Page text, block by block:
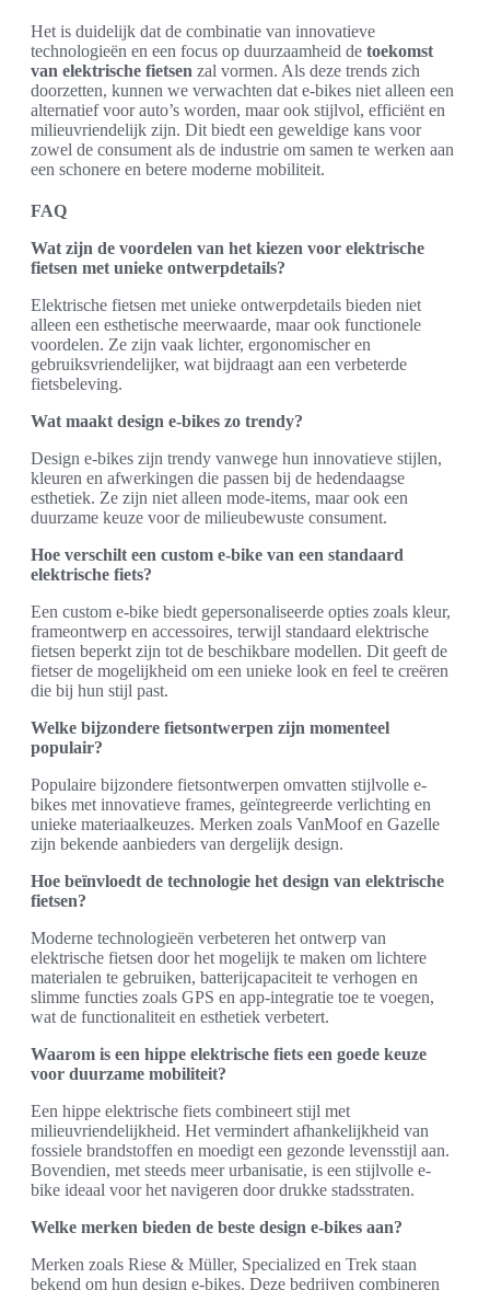
Het is duidelijk dat de combinatie van innovatieve
technologieën en een focus op duurzaamheid de toekomst
van elektrische fietsen zal vormen. Als deze trends zich
doorzetten, kunnen we verwachten dat e-bikes niet alleen een
alternatief voor auto’s worden, maar ook stijlvol, efficiënt en
milieuvriendelijk zijn. Dit biedt een geweldige kans voor
zowel de consument als de industrie om samen te werken aan
een schonere en betere moderne mobiliteit.
FAQ
Wat zijn de voordelen van het kiezen voor elektrische
fietsen met unieke ontwerpdetails?
Elektrische fietsen met unieke ontwerpdetails bieden niet
alleen een esthetische meerwaarde, maar ook functionele
voordelen. Ze zijn vaak lichter, ergonomischer en
gebruiksvriendelijker, wat bijdraagt aan een verbeterde
fietsbeleving.
Wat maakt design e-bikes zo trendy?
Design e-bikes zijn trendy vanwege hun innovatieve stijlen,
kleuren en afwerkingen die passen bij de hedendaagse
esthetiek. Ze zijn niet alleen mode-items, maar ook een
duurzame keuze voor de milieubewuste consument.
Hoe verschilt een custom e-bike van een standaard
elektrische fiets?
Een custom e-bike biedt gepersonaliseerde opties zoals kleur,
frameontwerp en accessoires, terwijl standaard elektrische
fietsen beperkt zijn tot de beschikbare modellen. Dit geeft de
fietser de mogelijkheid om een unieke look en feel te creëren
die bij hun stijl past.
Welke bijzondere fietsontwerpen zijn momenteel
populair?
Populaire bijzondere fietsontwerpen omvatten stijlvolle e-
bikes met innovatieve frames, geïntegreerde verlichting en
unieke materiaalkeuzes. Merken zoals VanMoof en Gazelle
zijn bekende aanbieders van dergelijk design.
Hoe beïnvloedt de technologie het design van elektrische
fietsen?
Moderne technologieën verbeteren het ontwerp van
elektrische fietsen door het mogelijk te maken om lichtere
materialen te gebruiken, batterijcapaciteit te verhogen en
slimme functies zoals GPS en app-integratie toe te voegen,
wat de functionaliteit en esthetiek verbetert.
Waarom is een hippe elektrische fiets een goede keuze
voor duurzame mobiliteit?
Een hippe elektrische fiets combineert stijl met
milieuvriendelijkheid. Het vermindert afhankelijkheid van
fossiele brandstoffen en moedigt een gezonde levensstijl aan.
Bovendien, met steeds meer urbanisatie, is een stijlvolle e-
bike ideaal voor het navigeren door drukke stadsstraten.
Welke merken bieden de beste design e-bikes aan?
Merken zoals Riese & Müller, Specialized en Trek staan
bekend om hun design e-bikes. Deze bedrijven combineren